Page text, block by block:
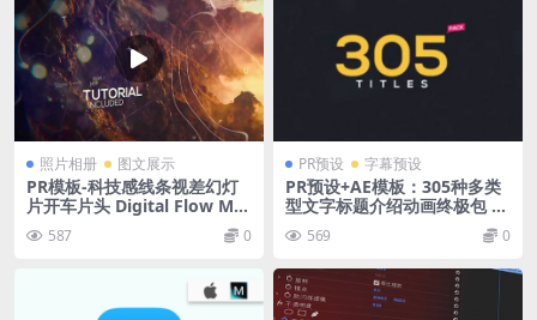
照片相册 图文展示
PR模板-科技感线条视差幻灯
片开车片头 Digital Flow Mo
dern Opener
587 0
PR预设 字幕预设
PR预设+AE模板：305种多类
型文字标题介绍动画终极包 Ti
tles Ultimate Pack+使用教
程 569 0